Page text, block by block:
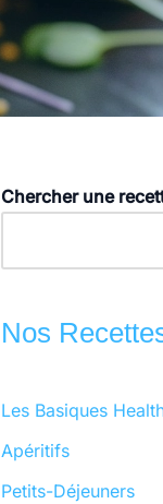
Chercher une
Nos
Les Basiques
Apéritifs
Petits-Déjeuners